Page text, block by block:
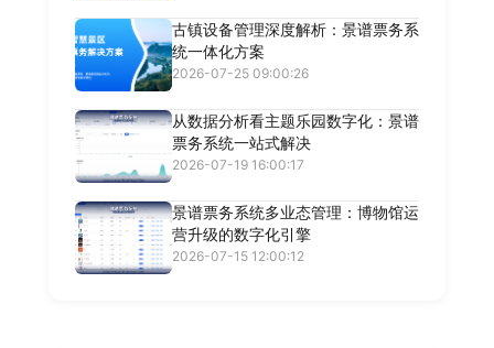
古镇设备管理深度解析：景谱票务系
统一体化方案
2026-07-25 09:00:26
从数据分析看主题乐园数字化：景谱
票务系统一站式解决
2026-07-19 16:00:17
景谱票务系统多业态管理：博物馆运
营升级的数字化引擎
2026-07-15 12:00:12